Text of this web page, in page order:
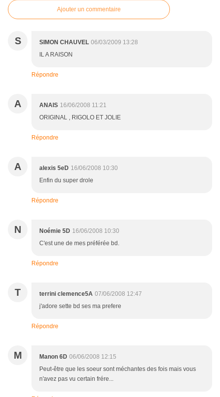
Ajouter un commentaire
S SIMON CHAUVEL 06/03/2009 13:28
IL A RAISON
Répondre
A ANAIS 16/06/2008 11:21
ORIGINAL , RIGOLO ET JOLIE
Répondre
A alexis 5eD 16/06/2008 10:30
Enfin du super drole
Répondre
N Noémie 5D 16/06/2008 10:30
C'est une de mes préférée bd.
Répondre
T terrini clemence5A 07/06/2008 12:47
j'adore sette bd ses ma prefere
Répondre
M Manon 6D 06/06/2008 12:15
Peut-être que les soeur sont méchantes des fois mais vous
n'avez pas vu certain frére...